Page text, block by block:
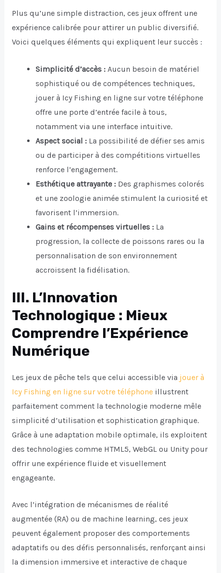
Plus qu’une simple distraction, ces jeux offrent une
expérience calibrée pour attirer un public diversifié.
Voici quelques éléments qui expliquent leur succès :
Simplicité d’accès :Aucun besoin de matériel
sophistiqué ou de compétences techniques,
jouer à Icy Fishing en ligne sur votre téléphone
offre une porte d’entrée facile à tous,
notamment via une interface intuitive.
Aspect social :La possibilité de défier ses amis
ou de participer à des compétitions virtuelles
renforce l’engagement.
Esthétique attrayante :Des graphismes colorés
et une zoologie animée stimulent la curiosité et
favorisent l’immersion.
Gains et récompenses virtuelles :La
progression, la collecte de poissons rares ou la
personnalisation de son environnement
accroissent la fidélisation.
III. L’Innovation
Technologique : Mieux
Comprendre l’Expérience
Numérique
Les jeux de pêche tels que celui accessible via jouer à
Icy Fishing en ligne sur votre téléphoneillustrent
parfaitement comment la technologie moderne mêle
simplicité d’utilisation et sophistication graphique.
Grâce à une adaptation mobile optimale, ils exploitent
des technologies comme HTML5, WebGL ou Unity pour
offrir une expérience fluide et visuellement
engageante.
Avec l’intégration de mécanismes de réalité
augmentée (RA) ou de machine learning, ces jeux
peuvent également proposer des comportements
adaptatifs ou des défis personnalisés, renforçant ainsi
la dimension immersive et interactive de chaque